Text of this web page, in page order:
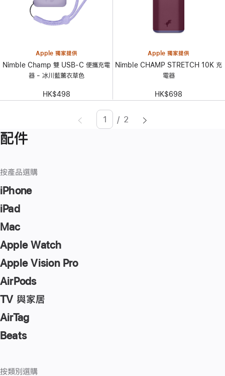
Apple 獨家提供
Nimble Champ 雙 USB-C 便攜充電
器 - 冰川藍薰衣草色
HK$498
Apple 獨家提供
Nimble CHAMP STRETCH 10K 充
電器
HK$698
頁 Enter
/ 2
配件
按產品選購
iPhone
iPad
Mac
Apple Watch
Apple Vision Pro
AirPods
TV 與家居
AirTag
Beats
按類別選購